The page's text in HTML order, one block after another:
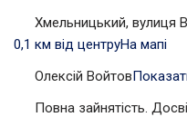
Хмельницький, вулиця
0,1 км від центруНа мапі
Олексій Войтов
Повна зайнятість.